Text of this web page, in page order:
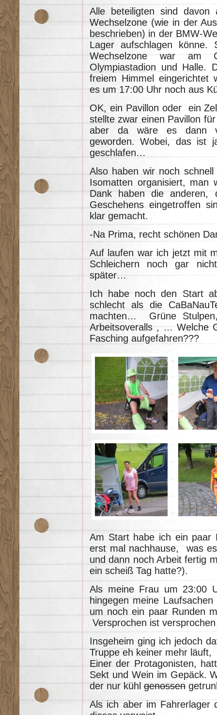
Alle beteiligten sind davon
Wechselzone (wie in der
beschrieben) in der BMW-
Lager aufschlagen
Wechselzone war am
Olympiastadion und Halle.
freiem Himmel eingerichtet
es um 17:00 Uhr noch aus
OK, ein Pavillon oder ein
stellte zwar einen Pavillon
aber da wäre es dann
geworden. Wobei, das ist
geschlafen…
Also haben wir noch
Isomatten organisiert,
Dank haben die anderen,
Geschehens eingetroffen
klar gemacht.
-Na Prima, recht schönen
Auf laufen war ich jetzt mit
Schleichern noch gar
später…
Ich habe noch den Start
schlecht als die
machten… Grüne Stulpen,
Arbeitsoveralls , … Welche
Fasching aufgefahren???
Am Start habe ich ein paar
erst mal nachhause, was
und dann noch Arbeit fertig
ein scheiß Tag hatte?).
Als meine Frau um 23:00
hingegen meine
um noch ein paar Runden
Versprochen ist
Insgeheim ging ich jedoch
Truppe eh keiner mehr
Einer der Protagonisten,
Sekt und Wein im Gepäck.
der nur kühl genossen
Als ich aber im Fahrerlager